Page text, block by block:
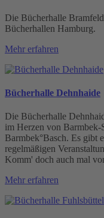
Die Bücherhalle
Bücherhallen Hamburg.
Mehr erfahren
Bücherhalle Dehnhaide
Die Bücherhalle
im Herzen von Barmbek-
Barmbek°Basch. Es gibt
regelmäßigen
Komm' doch auch mal
Mehr erfahren